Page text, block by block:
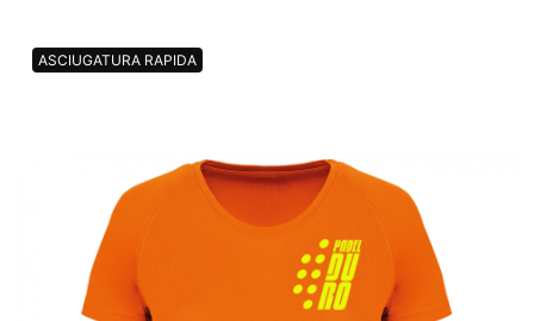
ASCIUGATURA RAPIDA